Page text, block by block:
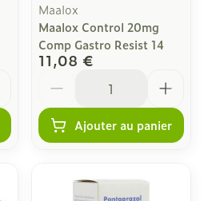
Maalox
Maalox Control 20mg
Comp Gastro Resist 14
11,08 €
Ajouter au panier